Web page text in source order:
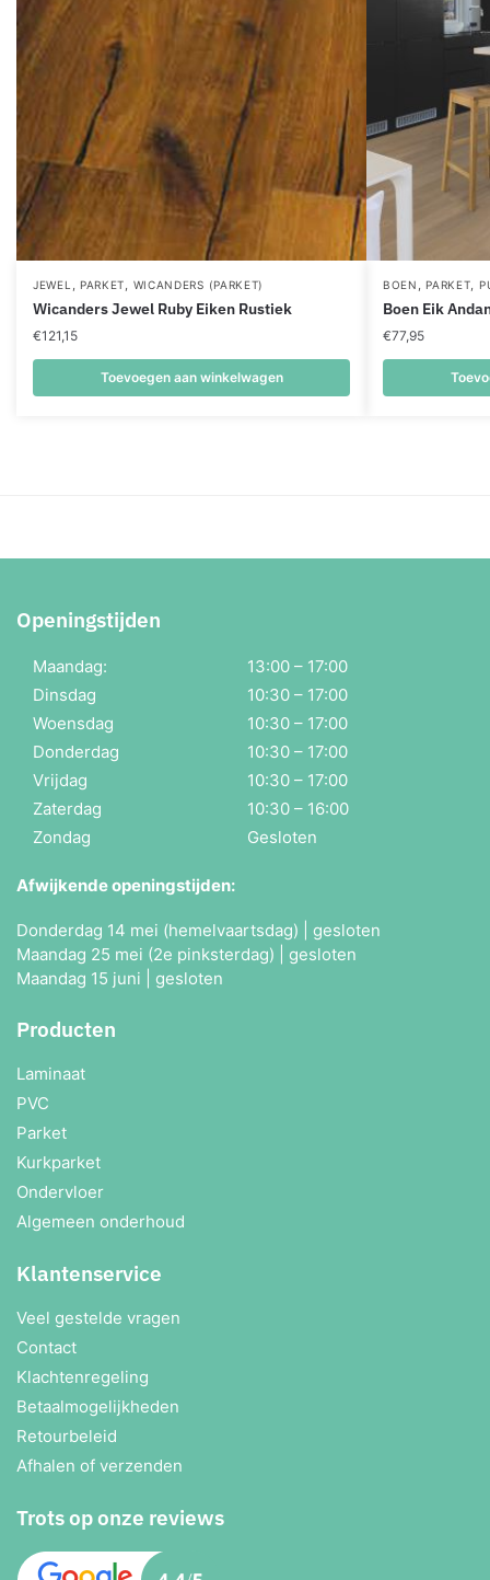
JEWEL , PARKET, WICANDERS (PARKET)
Wicanders Jewel Ruby Eiken Rustiek
€121,15
Toevoegen aan winkelwagen
BOEN , PARKET,
Boen Eik
€77,95
Openingstijden
Maandag:
13:00 – 17:00
Dinsdag
10:30 – 17:00
Woensdag
10:30 – 17:00
Donderdag
10:30 – 17:00
Vrijdag
10:30 – 17:00
Zaterdag
10:30 – 16:00
Zondag
Gesloten
Afwijkende openingstijden:
Donderdag 14 mei (hemelvaartsdag) | gesloten
Maandag 25 mei (2e pinksterdag) | gesloten
Maandag 15 juni | gesloten
Producten
Laminaat
PVC
Parket
Kurkparket
Ondervloer
Algemeen onderhoud
Klantenservice
Veel gestelde vragen
Contact
Klachtenregeling
Betaalmogelijkheden
Retourbeleid
Afhalen of verzenden
Trots op onze reviews